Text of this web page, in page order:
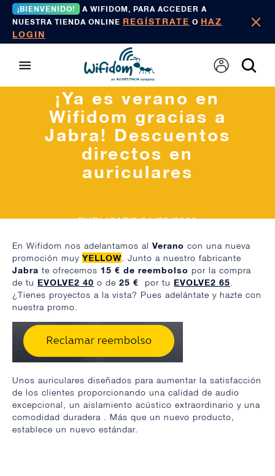
¡BIENVENIDO!
A WIFIDOM, PARA ACCEDER A
NUESTRA TIENDA ONLINE REGÍSTRATE O HAZ
LOGIN
¡Ya es verano en
Wifidom gracias a
Jabra! Descuentos
directos en
auriculares
PUBLICADO 31/05/2022
En Wifidom nos adelantamos al Verano con una nueva
promoción muy YELLOW. Junto a nuestro fabricante
Jabra te ofrecemos 15 € de reembolso por la compra
de tu EVOLVE2 40 o de 25 € por tu EVOLVE2 65.
¿Tienes proyectos a la vista? Pues adelántate y hazte con
nuestra promo.
Unos auriculares diseñados para aumentar la satisfacción
de los clientes proporcionando una calidad de audio
excepcional, un aislamiento acústico extraordinario y una
comodidad duradera . Más que un nuevo producto,
establece un nuevo estándar.